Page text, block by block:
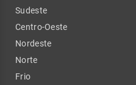
Sudeste
Centro-Oeste
Nordeste
Norte
Frio